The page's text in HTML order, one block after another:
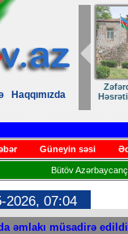
Haqqımızda
Güneyin səsi
Bütöv
2026, 07:04
əmlakı müsadirə edildi